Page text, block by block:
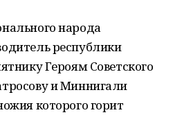
народа
республики
Героям Советского
и Миннигали
которого горит